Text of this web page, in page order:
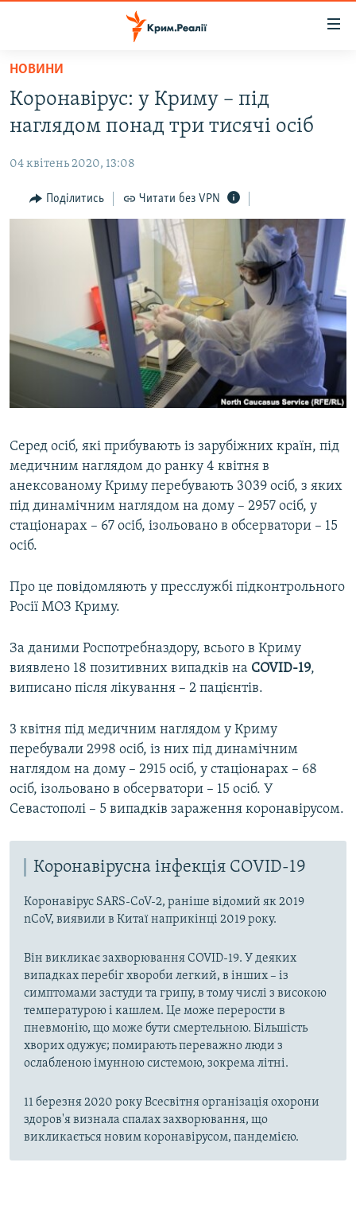
Перейти
основного
матеріалу
до
навігації
Перейти
ВОДА.КРИМ
ПОЛІТИКА
БЛОГИ
ВСЕ ЗА ДЕНЬ
СПЕЦПРОЕКТИ
ДЕПОРТАЦІЯ
ВІДЕОУРОКИ «ELIFBE»
ІНФОГРАФІКА
ЯК ОБІЙТИ БЛОКУВАННЯ
Qırımtatar
ДОЛУЧАЙСЯ!
Усі сайти RFE/RL
НОВИНИ
Коронавірус: у Криму – під
наглядом понад три тисячі осіб
04 квітень 2020, 13:08
Поділитись Читати без VPN
Серед осіб, які прибувають із зарубіжних країн, під
медичним наглядом до ранку 4 квітня в
анексованому Криму перебувають 3039 осіб, з яких
під динамічним наглядом на дому – 2957 осіб, у
стаціонарах – 67 осіб, ізольовано в обсерватори – 15
осіб.
Про це повідомляють у пресслужбі підконтрольного
Росії МОЗ Криму.
За даними Роспотребназдору, всього в Криму
виявлено 18 позитивних випадків на COVID-19,
виписано після лікування – 2 пацієнтів.
3 квітня під медичним наглядом у Криму
перебували 2998 осіб, із них під динамічним
наглядом на дому – 2915 осіб, у стаціонарах – 68
осіб, ізольовано в обсерватори – 15 осіб. У
Севастополі – 5 випадків зараження коронавірусом.
Коронавірусна інфекція COVID-19
Коронавірус SARS-CoV-2, раніше відомий як 2019
nCoV, виявили в Китаї наприкінці 2019 року.
Він викликає захворювання COVID-19. У деяких
випадках перебіг хвороби легкий, в інших – із
симптомами застуди та грипу, в тому числі з високою
температурою і кашлем. Це може перерости в
пневмонію, що може бути смертельною. Більшість
хворих одужує; помирають переважно люди з
ослабленою імунною системою, зокрема літні.
11 березня 2020 року Всесвітня організація охорони
здоров'я визнала спалах захворювання, що
викликається новим коронавірусом, пандемією.